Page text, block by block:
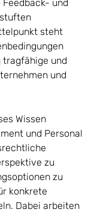
und
steht
und
und
Wissen
und Personal
zu
zu
konkrete
Dabei arbeiten